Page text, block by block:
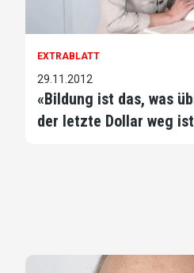
EXTRABLATT
29.11.2012
«Bildung ist das, was
der letzte Dollar weg